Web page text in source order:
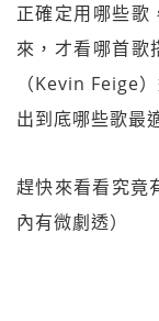
正確定用哪些歌
來，才看哪首歌
（Kevin Feige
出到底哪些歌最
趕快來看看究竟
內有微劇透）